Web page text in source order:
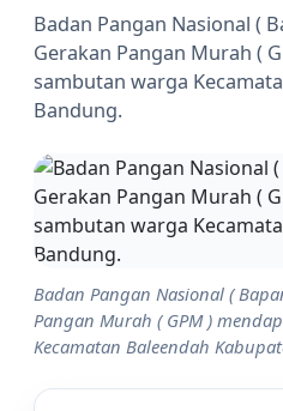
Badan Pangan Nasional (
Gerakan Pangan Murah (
sambutan warga
Bandung.
Badan Pangan Nasional (
Pangan Murah ( GPM )
Kecamatan Baleendah